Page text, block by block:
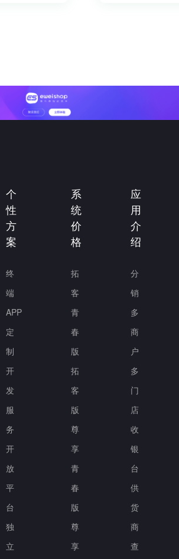
个
性
方
案
终
端
APP
定
制
开
发
服
务
开
放
平
台
独
立
系
统
价
格
拓
客
青
春
版
拓
客
版
尊
享
青
春
版
尊
享
应
用
介
绍
分
销
多
商
户
多
门
店
收
银
台
供
货
商
查